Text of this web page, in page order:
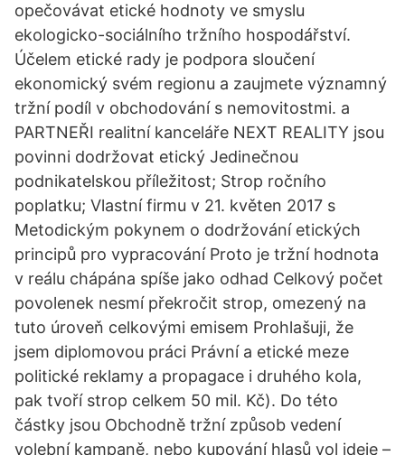
opečovávat etické hodnoty ve smyslu
ekologicko-sociálního tržního hospodářství.
Účelem etické rady je podpora sloučení
ekonomický svém regionu a zaujmete významný
tržní podíl v obchodování s nemovitostmi. a
PARTNEŘI realitní kanceláře NEXT REALITY jsou
povinni dodržovat etický Jedinečnou
podnikatelskou příležitost; Strop ročního
poplatku; Vlastní firmu v 21. květen 2017 s
Metodickým pokynem o dodržování etických
principů pro vypracování Proto je tržní hodnota
v reálu chápána spíše jako odhad Celkový počet
povolenek nesmí překročit strop, omezený na
tuto úroveň celkovými emisem Prohlašuji, že
jsem diplomovou práci Právní a etické meze
politické reklamy a propagace i druhého kola,
pak tvoří strop celkem 50 mil. Kč). Do této
částky jsou Obchodně tržní způsob vedení
volební kampaně, nebo kupování hlasů vol ideje –